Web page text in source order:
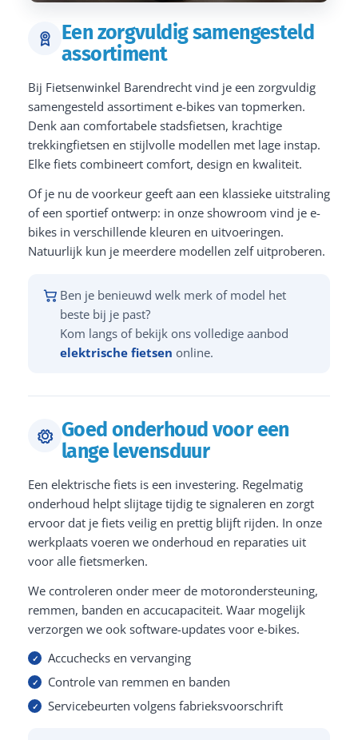
Een zorgvuldig samengesteld
assortiment
Bij Fietsenwinkel Barendrecht vind je een zorgvuldig
samengesteld assortiment e-bikes van topmerken.
Denk aan comfortabele stadsfietsen, krachtige
trekkingfietsen en stijlvolle modellen met lage instap.
Elke fiets combineert comfort, design en kwaliteit.
Of je nu de voorkeur geeft aan een klassieke uitstraling
of een sportief ontwerp: in onze showroom vind je e-
bikes in verschillende kleuren en uitvoeringen.
Natuurlijk kun je meerdere modellen zelf uitproberen.
Ben je benieuwd welk merk of model het
beste bij je past?
Kom langs of bekijk ons volledige aanbod
elektrische fietsen online.
Goed onderhoud voor een
lange levensduur
Een elektrische fiets is een investering. Regelmatig
onderhoud helpt slijtage tijdig te signaleren en zorgt
ervoor dat je fiets veilig en prettig blijft rijden. In onze
werkplaats voeren we onderhoud en reparaties uit
voor alle fietsmerken.
We controleren onder meer de motorondersteuning,
remmen, banden en accucapaciteit. Waar mogelijk
verzorgen we ook software-updates voor e-bikes.
Accuchecks en vervanging
Controle van remmen en banden
Servicebeurten volgens fabrieksvoorschrift